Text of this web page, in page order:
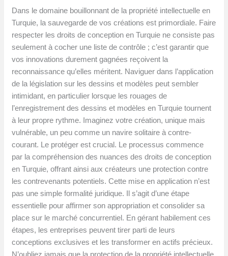
Dans le domaine bouillonnant de la propriété intellectuelle en
Turquie, la sauvegarde de vos créations est primordiale. Faire
respecter les droits de conception en Turquie ne consiste pas
seulement à cocher une liste de contrôle ; c’est garantir que
vos innovations durement gagnées reçoivent la
reconnaissance qu’elles méritent. Naviguer dans l’application
de la législation sur les dessins et modèles peut sembler
intimidant, en particulier lorsque les rouages ​​de
l’enregistrement des dessins et modèles en Turquie tournent
à leur propre rythme. Imaginez votre création, unique mais
vulnérable, un peu comme un navire solitaire à contre-
courant. Le protéger est crucial. Le processus commence
par la compréhension des nuances des droits de conception
en Turquie, offrant ainsi aux créateurs une protection contre
les contrevenants potentiels. Cette mise en application n’est
pas une simple formalité juridique. Il s’agit d’une étape
essentielle pour affirmer son appropriation et consolider sa
place sur le marché concurrentiel. En gérant habilement ces
étapes, les entreprises peuvent tirer parti de leurs
conceptions exclusives et les transformer en actifs précieux.